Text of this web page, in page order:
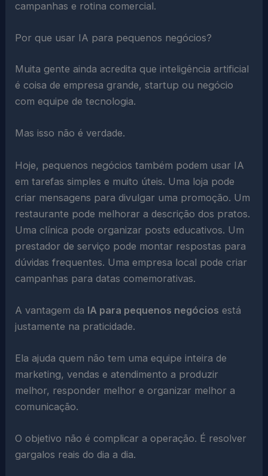
campanhas e rotina comercial.
Por que usar IA para pequenos negócios?
Muita gente ainda acredita que inteligência artificial
é coisa de empresa grande, startup ou negócio
com equipe de tecnologia.
Mas isso não é verdade.
Hoje, pequenos negócios também podem usar IA
em tarefas simples e muito úteis. Uma loja pode
criar mensagens para divulgar uma promoção. Um
restaurante pode melhorar a descrição dos pratos.
Uma clínica pode organizar posts educativos. Um
prestador de serviço pode montar respostas para
dúvidas frequentes. Uma empresa local pode criar
campanhas para datas comemorativas.
A vantagem da IA para pequenos negócios está
justamente na praticidade.
Ela ajuda quem não tem uma equipe inteira de
marketing, vendas e atendimento a produzir
melhor, responder melhor e organizar melhor a
comunicação.
O objetivo não é complicar a operação. É resolver
gargalos reais do dia a dia.